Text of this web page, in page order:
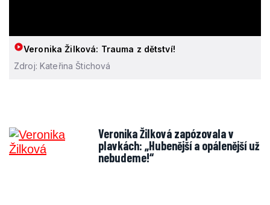
Veronika Žilková: Trauma z dětství!
Zdroj: Kateřina Štichová
Veronika Žilková zapózovala v
plavkách: „Hubenější a opálenější už
nebudeme!“